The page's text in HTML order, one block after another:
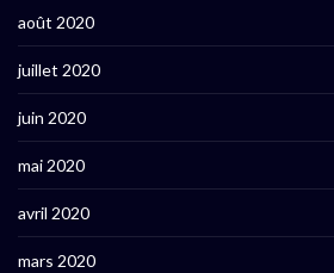
août 2020
juillet 2020
juin 2020
mai 2020
avril 2020
mars 2020